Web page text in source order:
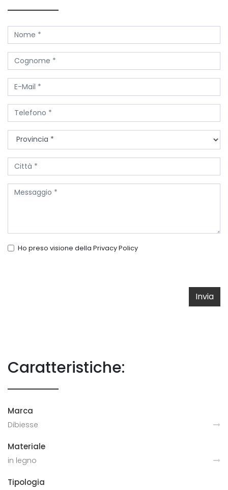
Ho preso visione della Privacy Policy
Invia
Caratteristiche:
Marca
Dibiesse
Materiale
in legno
Tipologia